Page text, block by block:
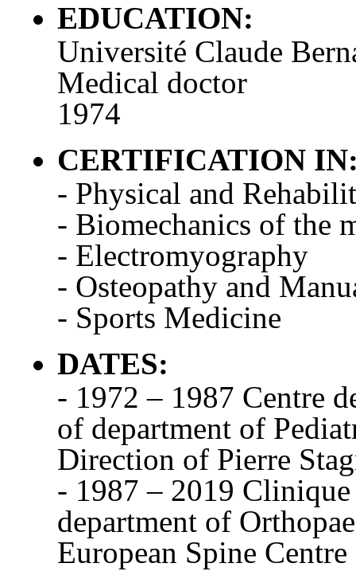
EDUCATION:
Université Claude
Medical doctor
1974
CERTIFICATION
- Physical and
- Biomechanics of the
- Electromyography
- Osteopathy and
- Sports Medicine
DATES:
- 1972 – 1987 Centre
of department of
Direction of Pierre
- 1987 – 2019
department of
European Spine Centre